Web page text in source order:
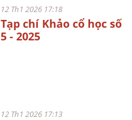
12 Th1 2026 17:18
Tạp chí Khảo cổ học số
5 - 2025
12 Th1 2026 17:13